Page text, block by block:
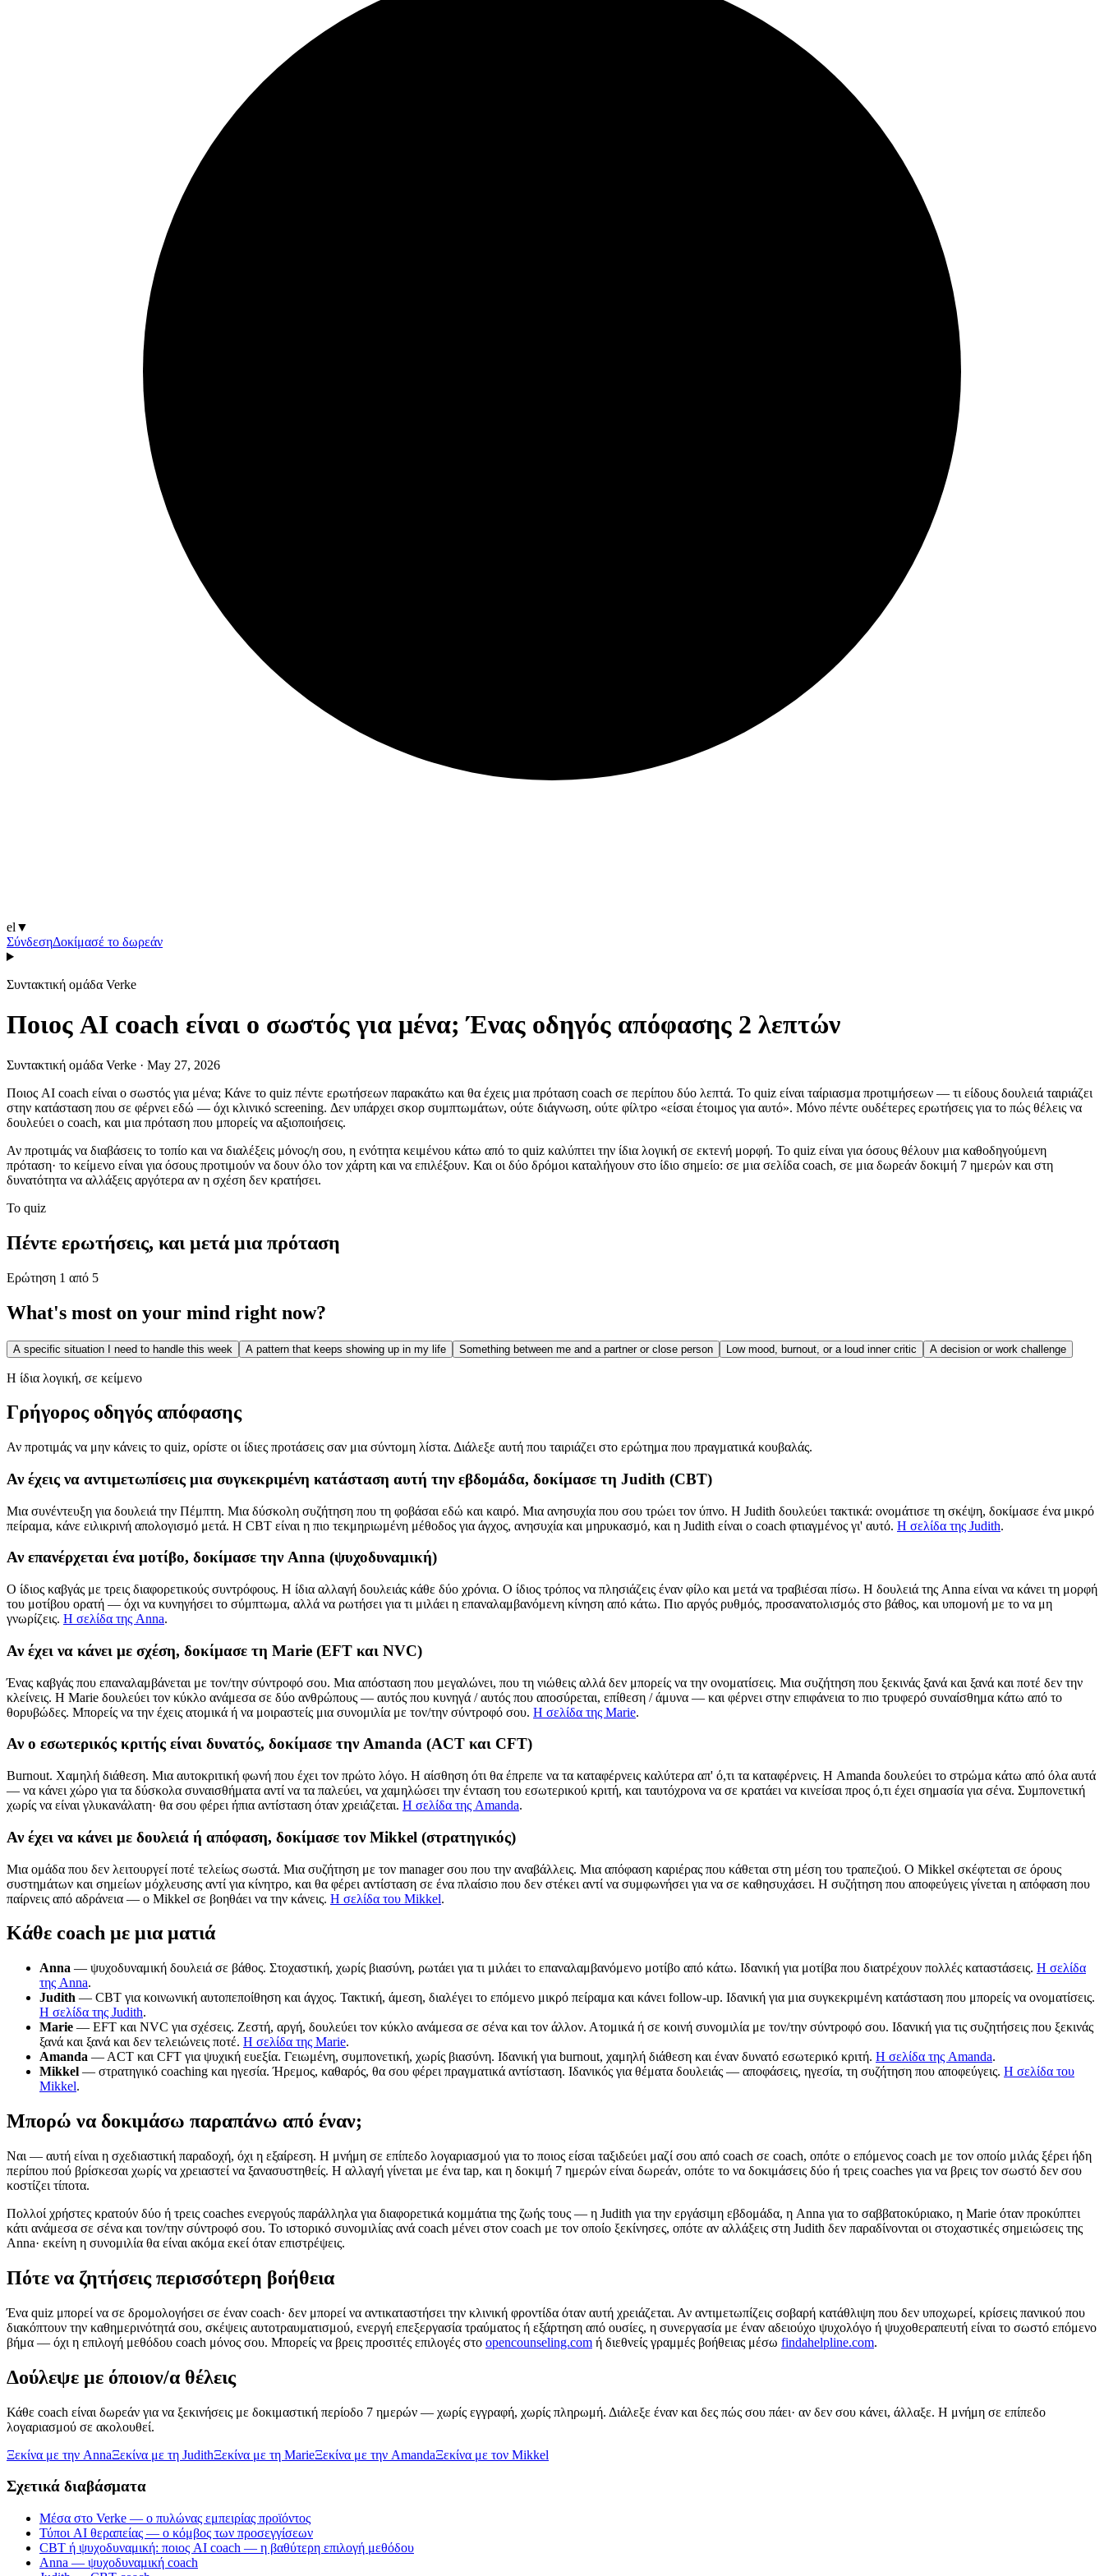
el ▼
ΣύνδεσηΔοκίμασέ το δωρεάν
Συντακτική ομάδα Verke
Ποιος AI coach είναι ο σωστός για μένα; Ένας οδηγός απόφασης 2 λεπτών
Συντακτική ομάδα Verke · May 27, 2026
Ποιος AI coach είναι ο σωστός για μένα; Κάνε το quiz πέντε ερωτήσεων παρακάτω και θα έχεις μια πρόταση coach σε περίπου δύο λεπτά. Το quiz είναι ταίριασμα προτιμήσεων — τι είδους δουλειά ταιριάζει
στην κατάσταση που σε φέρνει εδώ — όχι κλινικό screening. Δεν υπάρχει σκορ συμπτωμάτων, ούτε διάγνωση, ούτε φίλτρο «είσαι έτοιμος για αυτό». Μόνο πέντε ουδέτερες ερωτήσεις για το πώς θέλεις να
δουλεύει ο coach, και μια πρόταση που μπορείς να αξιοποιήσεις.
Αν προτιμάς να διαβάσεις το τοπίο και να διαλέξεις μόνος/η σου, η ενότητα κειμένου κάτω από το quiz καλύπτει την ίδια λογική σε εκτενή μορφή. Το quiz είναι για όσους θέλουν μια καθοδηγούμενη
πρόταση· το κείμενο είναι για όσους προτιμούν να δουν όλο τον χάρτη και να επιλέξουν. Και οι δύο δρόμοι καταλήγουν στο ίδιο σημείο: σε μια σελίδα coach, σε μια δωρεάν δοκιμή 7 ημερών και στη
δυνατότητα να αλλάξεις αργότερα αν η σχέση δεν κρατήσει.
Το quiz
Πέντε ερωτήσεις, και μετά μια πρόταση
Ερώτηση 1 από 5
What's most on your mind right now?
A specific situation I need to handle this week A pattern that keeps showing up in my life Something between me and a partner or close person Low mood, burnout, or a loud inner critic A decision or work challenge
Η ίδια λογική, σε κείμενο
Γρήγορος οδηγός απόφασης
Αν προτιμάς να μην κάνεις το quiz, ορίστε οι ίδιες προτάσεις σαν μια σύντομη λίστα. Διάλεξε αυτή που ταιριάζει στο ερώτημα που πραγματικά κουβαλάς.
Αν έχεις να αντιμετωπίσεις μια συγκεκριμένη κατάσταση αυτή την εβδομάδα, δοκίμασε τη Judith (CBT)
Μια συνέντευξη για δουλειά την Πέμπτη. Μια δύσκολη συζήτηση που τη φοβάσαι εδώ και καιρό. Μια ανησυχία που σου τρώει τον ύπνο. Η Judith δουλεύει τακτικά: ονομάτισε τη σκέψη, δοκίμασε ένα μικρό
πείραμα, κάνε ειλικρινή απολογισμό μετά. Η CBT είναι η πιο τεκμηριωμένη μέθοδος για άγχος, ανησυχία και μηρυκασμό, και η Judith είναι ο coach φτιαγμένος γι' αυτό. Η σελίδα της Judith.
Αν επανέρχεται ένα μοτίβο, δοκίμασε την Anna (ψυχοδυναμική)
Ο ίδιος καβγάς με τρεις διαφορετικούς συντρόφους. Η ίδια αλλαγή δουλειάς κάθε δύο χρόνια. Ο ίδιος τρόπος να πλησιάζεις έναν φίλο και μετά να τραβιέσαι πίσω. Η δουλειά της Anna είναι να κάνει τη μορφή
του μοτίβου ορατή — όχι να κυνηγήσει το σύμπτωμα, αλλά να ρωτήσει για τι μιλάει η επαναλαμβανόμενη κίνηση από κάτω. Πιο αργός ρυθμός, προσανατολισμός στο βάθος, και υπομονή με το να μη
γνωρίζεις. Η σελίδα της Anna.
Αν έχει να κάνει με σχέση, δοκίμασε τη Marie (EFT και NVC)
Ένας καβγάς που επαναλαμβάνεται με τον/την σύντροφό σου. Μια απόσταση που μεγαλώνει, που τη νιώθεις αλλά δεν μπορείς να την ονοματίσεις. Μια συζήτηση που ξεκινάς ξανά και ξανά και ποτέ δεν την
κλείνεις. Η Marie δουλεύει τον κύκλο ανάμεσα σε δύο ανθρώπους — αυτός που κυνηγά / αυτός που αποσύρεται, επίθεση / άμυνα — και φέρνει στην επιφάνεια το πιο τρυφερό συναίσθημα κάτω από το
θορυβώδες. Μπορείς να την έχεις ατομικά ή να μοιραστείς μια συνομιλία με τον/την σύντροφό σου. Η σελίδα της Marie.
Αν ο εσωτερικός κριτής είναι δυνατός, δοκίμασε την Amanda (ACT και CFT)
Burnout. Χαμηλή διάθεση. Μια αυτοκριτική φωνή που έχει τον πρώτο λόγο. Η αίσθηση ότι θα έπρεπε να τα καταφέρνεις καλύτερα απ' ό,τι τα καταφέρνεις. Η Amanda δουλεύει το στρώμα κάτω από όλα αυτά
— να κάνει χώρο για τα δύσκολα συναισθήματα αντί να τα παλεύει, να χαμηλώσει την ένταση του εσωτερικού κριτή, και ταυτόχρονα να σε κρατάει να κινείσαι προς ό,τι έχει σημασία για σένα. Συμπονετική
χωρίς να είναι γλυκανάλατη· θα σου φέρει ήπια αντίσταση όταν χρειάζεται. Η σελίδα της Amanda.
Αν έχει να κάνει με δουλειά ή απόφαση, δοκίμασε τον Mikkel (στρατηγικός)
Μια ομάδα που δεν λειτουργεί ποτέ τελείως σωστά. Μια συζήτηση με τον manager σου που την αναβάλλεις. Μια απόφαση καριέρας που κάθεται στη μέση του τραπεζιού. Ο Mikkel σκέφτεται σε όρους
συστημάτων και σημείων μόχλευσης αντί για κίνητρο, και θα φέρει αντίσταση σε ένα πλαίσιο που δεν στέκει αντί να συμφωνήσει για να σε καθησυχάσει. Η συζήτηση που αποφεύγεις γίνεται η απόφαση που
παίρνεις από αδράνεια — ο Mikkel σε βοηθάει να την κάνεις. Η σελίδα του Mikkel.
Κάθε coach με μια ματιά
Anna — ψυχοδυναμική δουλειά σε βάθος. Στοχαστική, χωρίς βιασύνη, ρωτάει για τι μιλάει το επαναλαμβανόμενο μοτίβο από κάτω. Ιδανική για μοτίβα που διατρέχουν πολλές καταστάσεις. Η σελίδα
της Anna.
Judith — CBT για κοινωνική αυτοπεποίθηση και άγχος. Τακτική, άμεση, διαλέγει το επόμενο μικρό πείραμα και κάνει follow-up. Ιδανική για μια συγκεκριμένη κατάσταση που μπορείς να ονοματίσεις.
Η σελίδα της Judith.
Marie — EFT και NVC για σχέσεις. Ζεστή, αργή, δουλεύει τον κύκλο ανάμεσα σε σένα και τον άλλον. Ατομικά ή σε κοινή συνομιλία με τον/την σύντροφό σου. Ιδανική για τις συζητήσεις που ξεκινάς
ξανά και ξανά και δεν τελειώνεις ποτέ. Η σελίδα της Marie.
Amanda — ACT και CFT για ψυχική ευεξία. Γειωμένη, συμπονετική, χωρίς βιασύνη. Ιδανική για burnout, χαμηλή διάθεση και έναν δυνατό εσωτερικό κριτή. Η σελίδα της Amanda.
Mikkel — στρατηγικό coaching και ηγεσία. Ήρεμος, καθαρός, θα σου φέρει πραγματικά αντίσταση. Ιδανικός για θέματα δουλειάς — αποφάσεις, ηγεσία, τη συζήτηση που αποφεύγεις. Η σελίδα του
Mikkel.
Μπορώ να δοκιμάσω παραπάνω από έναν;
Ναι — αυτή είναι η σχεδιαστική παραδοχή, όχι η εξαίρεση. Η μνήμη σε επίπεδο λογαριασμού για το ποιος είσαι ταξιδεύει μαζί σου από coach σε coach, οπότε ο επόμενος coach με τον οποίο μιλάς ξέρει ήδη
περίπου πού βρίσκεσαι χωρίς να χρειαστεί να ξανασυστηθείς. Η αλλαγή γίνεται με ένα tap, και η δοκιμή 7 ημερών είναι δωρεάν, οπότε το να δοκιμάσεις δύο ή τρεις coaches για να βρεις τον σωστό δεν σου
κοστίζει τίποτα.
Πολλοί χρήστες κρατούν δύο ή τρεις coaches ενεργούς παράλληλα για διαφορετικά κομμάτια της ζωής τους — η Judith για την εργάσιμη εβδομάδα, η Anna για το σαββατοκύριακο, η Marie όταν προκύπτει
κάτι ανάμεσα σε σένα και τον/την σύντροφό σου. Το ιστορικό συνομιλίας ανά coach μένει στον coach με τον οποίο ξεκίνησες, οπότε αν αλλάξεις στη Judith δεν παραδίνονται οι στοχαστικές σημειώσεις της
Anna· εκείνη η συνομιλία θα είναι ακόμα εκεί όταν επιστρέψεις.
Πότε να ζητήσεις περισσότερη βοήθεια
Ένα quiz μπορεί να σε δρομολογήσει σε έναν coach· δεν μπορεί να αντικαταστήσει την κλινική φροντίδα όταν αυτή χρειάζεται. Αν αντιμετωπίζεις σοβαρή κατάθλιψη που δεν υποχωρεί, κρίσεις πανικού που
διακόπτουν την καθημερινότητά σου, σκέψεις αυτοτραυματισμού, ενεργή επεξεργασία τραύματος ή εξάρτηση από ουσίες, η συνεργασία με έναν αδειούχο ψυχολόγο ή ψυχοθεραπευτή είναι το σωστό επόμενο
βήμα — όχι η επιλογή μεθόδου coach μόνος σου. Μπορείς να βρεις προσιτές επιλογές στο opencounseling.com ή διεθνείς γραμμές βοήθειας μέσω findahelpline.com.
Δούλεψε με όποιον/α θέλεις
Κάθε coach είναι δωρεάν για να ξεκινήσεις με δοκιμαστική περίοδο 7 ημερών — χωρίς εγγραφή, χωρίς πληρωμή. Διάλεξε έναν και δες πώς σου πάει· αν δεν σου κάνει, άλλαξε. Η μνήμη σε επίπεδο
λογαριασμού σε ακολουθεί.
Ξεκίνα με την AnnaΞεκίνα με τη JudithΞεκίνα με τη MarieΞεκίνα με την AmandaΞεκίνα με τον Mikkel
Σχετικά διαβάσματα
Μέσα στο Verke — ο πυλώνας εμπειρίας προϊόντος
Τύποι AI θεραπείας — ο κόμβος των προσεγγίσεων
CBT ή ψυχοδυναμική: ποιος AI coach — η βαθύτερη επιλογή μεθόδου
Anna — ψυχοδυναμική coach